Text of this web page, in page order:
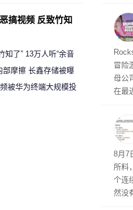
和
命令
起
防御
气将
发效
期
冒险
母公
在最
ss
悄
8月7
所料
个连
然没
搞视频 反致竹知
知了” 13万人听“余音
部摩擦 长鑫存储被曝
驱逐出研发基地
被华为终端大规模投